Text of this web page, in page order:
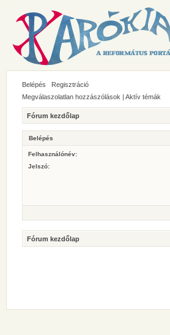
Belépés
Regisztráció
Megválaszolatlan hozzászólások | Aktív témák
Fórum kezdőlap
Belépés
Felhasználónév:
Jelszó:
Fórum kezdőlap